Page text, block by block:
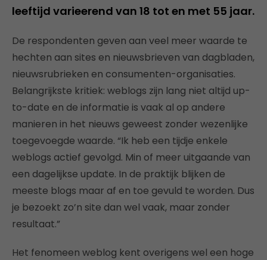
leeftijd varieerend van 18 tot en met 55 jaar.
De respondenten geven aan veel meer waarde te
hechten aan sites en nieuwsbrieven van dagbladen,
nieuwsrubrieken en consumenten-organisaties.
Belangrijkste kritiek: weblogs zijn lang niet altijd up-
to-date en de informatie is vaak al op andere
manieren in het nieuws geweest zonder wezenlijke
toegevoegde waarde. “Ik heb een tijdje enkele
weblogs actief gevolgd. Min of meer uitgaande van
een dagelijkse update. In de praktijk blijken de
meeste blogs maar af en toe gevuld te worden. Dus
je bezoekt zo’n site dan wel vaak, maar zonder
resultaat.”
Het fenomeen weblog kent overigens wel een hoge